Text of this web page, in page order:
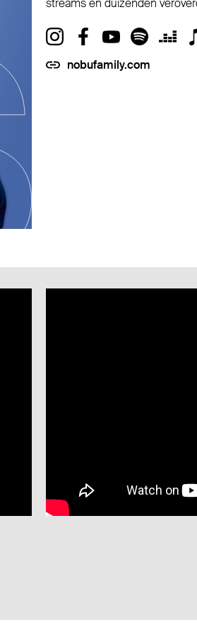
streams en duizenden
nobufamily.com